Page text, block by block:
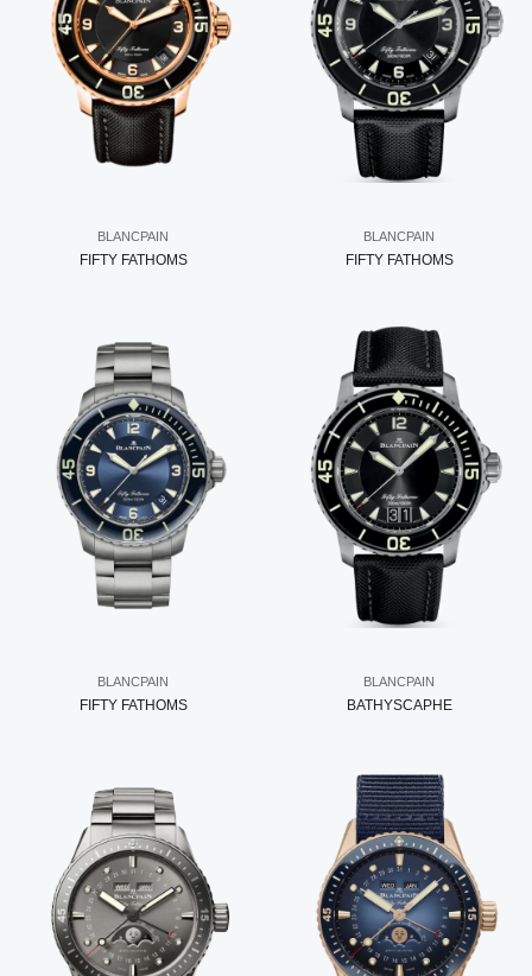
BLANCPAIN
FIFTY FATHOMS
BLANCPAIN
FIFTY FATHOMS
BLANCPAIN
FIFTY FATHOMS
BLANCPAIN
BATHYSCAPHE